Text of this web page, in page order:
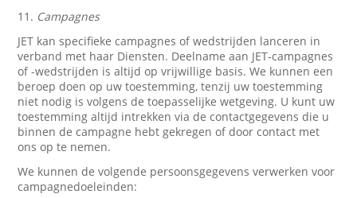
11. Campagnes
JET kan specifieke campagnes of wedstrijden lanceren in
verband met haar Diensten. Deelname aan JET-campagnes
of -wedstrijden is altijd op vrijwillige basis. We kunnen een
beroep doen op uw toestemming, tenzij uw toestemming
niet nodig is volgens de toepasselijke wetgeving. U kunt uw
toestemming altijd intrekken via de contactgegevens die u
binnen de campagne hebt gekregen of door contact met
ons op te nemen.
We kunnen de volgende persoonsgegevens verwerken voor
campagnedoeleinden: